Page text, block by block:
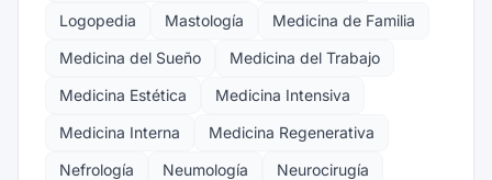
Logopedia
Mastología
Medicina de Familia
Medicina del Sueño
Medicina del Trabajo
Medicina Estética
Medicina Intensiva
Medicina Interna
Medicina Regenerativa
Nefrología
Neumología
Neurocirugía